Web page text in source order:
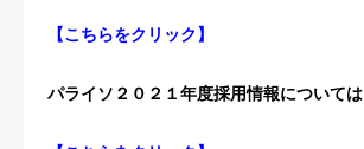
【こちらをクリック 】
パライソ２０２１年度採用情報については